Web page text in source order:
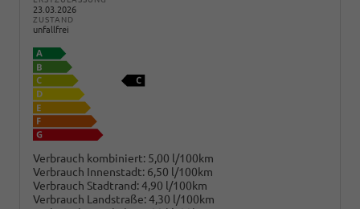
23.03.2026
ZUSTAND
unfallfrei
Verbrauch kombiniert: 5,00 l/100km
Verbrauch Innenstadt: 6,50 l/100km
Verbrauch Stadtrand:4,90 l/100km
Verbrauch Landstraße:4,30 l/100km